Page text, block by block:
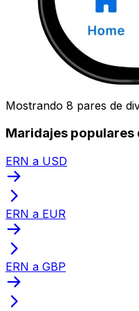
Mostrando 8 pares de
Maridajes populares
ERN a USD
ERN a EUR
ERN a GBP